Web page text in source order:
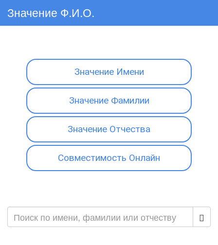
Значение Ф.И.О.
Значение Имени
Значение Фамилии
Значение Отчества
Совместимость Онлайн